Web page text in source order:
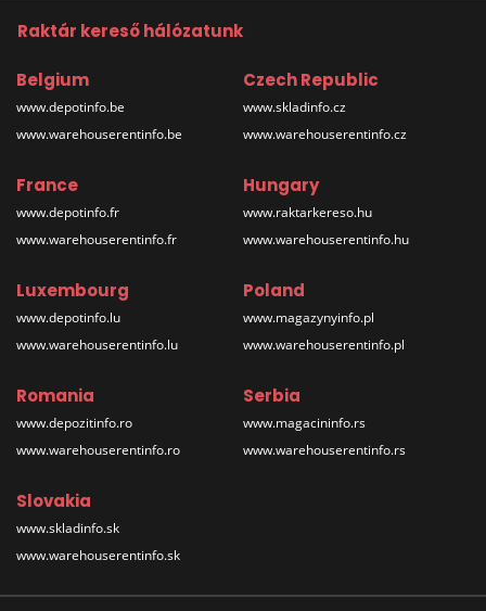
Raktár kereső hálózatunk
Belgium
www.depotinfo.be
www.warehouserentinfo.be
Czech Republic
www.skladinfo.cz
www.warehouserentinfo.cz
France
www.depotinfo.fr
www.warehouserentinfo.fr
Hungary
www.raktarkereso.hu
www.warehouserentinfo.hu
Luxembourg
www.depotinfo.lu
www.warehouserentinfo.lu
Poland
www.magazynyinfo.pl
www.warehouserentinfo.pl
Romania
www.depozitinfo.ro
www.warehouserentinfo.ro
Serbia
www.magacininfo.rs
www.warehouserentinfo.rs
Slovakia
www.skladinfo.sk
www.warehouserentinfo.sk